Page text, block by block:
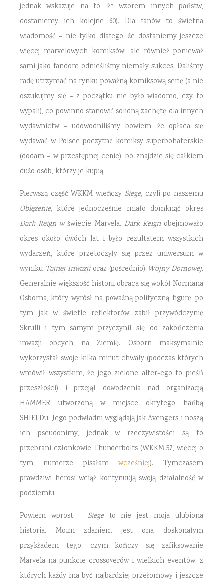
jednak wskazuje na to, że wzorem innych państw,
dostaniemy ich kolejne 60). Dla fanów to świetna
wiadomość – nie tylko dlatego, że dostaniemy jeszcze
więcej marvelowych komiksów, ale również ponieważ
sami jako fandom odnieśliśmy niemały sukces. Daliśmy
radę utrzymać na rynku poważną komiksową serię (a nie
oszukujmy się – z początku nie było wiadomo, czy to
wypali), co powinno stanowić solidną zachętę dla innych
wydawnictw – udowodniliśmy bowiem, że opłaca się
wydawać w Polsce poczytne komiksy superbohaterskie
(dodam – w przestępnej cenie), bo znajdzie się całkiem
dużo osób, którzy je kupią.
Pierwszą część WKKM wieńczy Siege, czyli po naszemu
Oblężenie, które jednocześnie miało domknąć okres
Dark Reign wświecie Marvela. Dark Reignobejmowało
okres około dwóch lat i było rezultatem wszystkich
wydarzeń, które przetoczyły się przez uniwersum w
wyniku Tajnej Inwazjioraz (pośrednio) Wojny Domowej.
Generalnie większość historii obraca się wokół Normana
Osborna, który wyrósł na poważną polityczną figurę, po
tym jak w świetle reflektorów zabił przywódczynię
Skrulli i tym samym przyczynił się do zakończenia
inwazji obcych na Ziemię. Osborn maksymalnie
wykorzystał swoje kilka minut chwały (podczas których
wmówił wszystkim, że jego zielone alter-ego to pieśń
przeszłości) i przejął dowodzenia nad organizacją
HAMMER utworzoną w miejsce okrytego hańbą
SHIELDu. Jego podwładni wyglądają jak Avengers i noszą
ich pseudonimy, jednak w rzeczywistości są to
przebrani członkowie Thunderbolts (WKKM 57, więcej o
tym numerze pisałam wcześniej). Tymczasem
prawdziwi herosi wciąż kontynuują swoją działalność w
podziemiu.
Powiem wprost – Siege to nie jest moja ulubiona
historia. Moim zdaniem jest ona doskonałym
przykładem tego, czym kończy się zafiksowanie
Marvela na punkcie crossoverów i wielkich eventów, z
których każdy ma być najbardziej przełomowy i jeszcze